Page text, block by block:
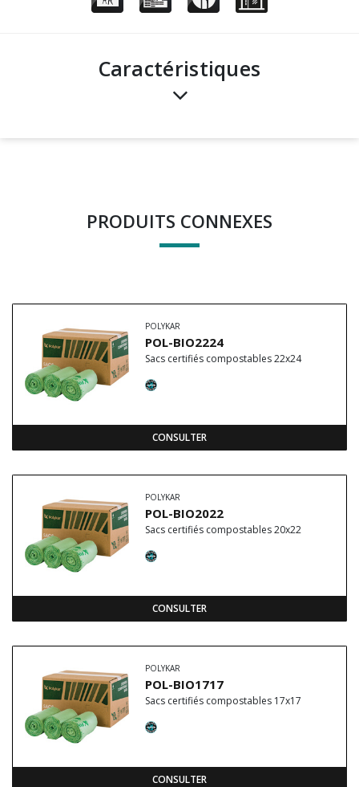
Caractéristiques
PRODUITS CONNEXES
POLYKAR
POL-BIO2224
Sacs certifiés compostables 22x24
CONSULTER
POLYKAR
POL-BIO2022
Sacs certifiés compostables 20x22
CONSULTER
POLYKAR
POL-BIO1717
Sacs certifiés compostables 17x17
CONSULTER